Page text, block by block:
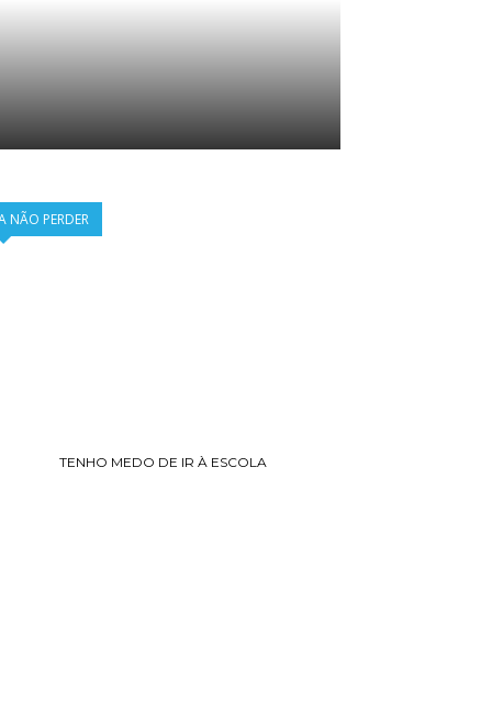
NÃO PERDER
TENHO MEDO DE IR À ESCOLA